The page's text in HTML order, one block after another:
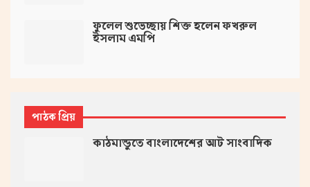
ফুলেল শুভেচ্ছায় শিক্ত হলেন ফখরুল
ইসলাম এমপি
পাঠক প্রিয়
কাঠমান্ডুতে বাংলাদেশের আট সাংবাদিক